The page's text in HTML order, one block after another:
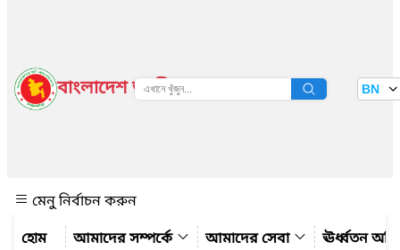
বাংলাদেশ জাতীয় তথ্য বাতায়ন BN
মেনু নির্বাচন করুন
আমাদের সম্পর্কে
আমাদের সেবা ঊর্ধ্বতন